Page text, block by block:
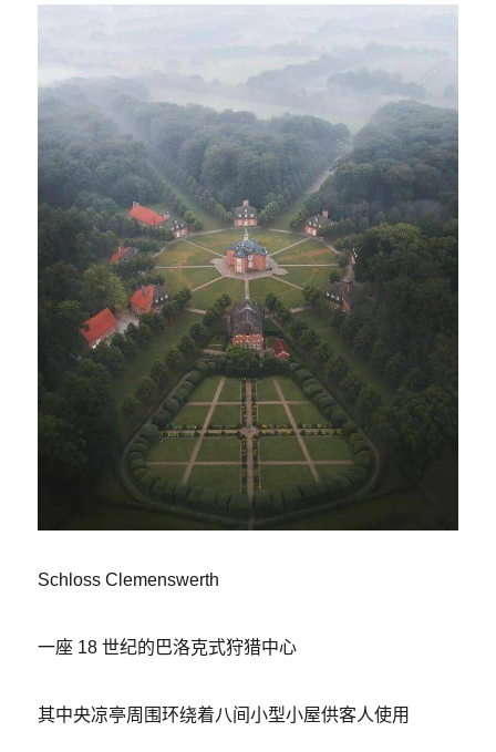
Schloss Clemenswerth
一座 18 世纪的巴洛克式狩猎中心
其中央凉亭周围环绕着八间小型小屋供客人使用